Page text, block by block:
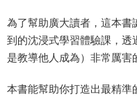
為了幫助廣大讀者，這本書
到的沈浸式學習體驗課，
是教導他人成為）非常厲害
本書能幫助你打造出最精準